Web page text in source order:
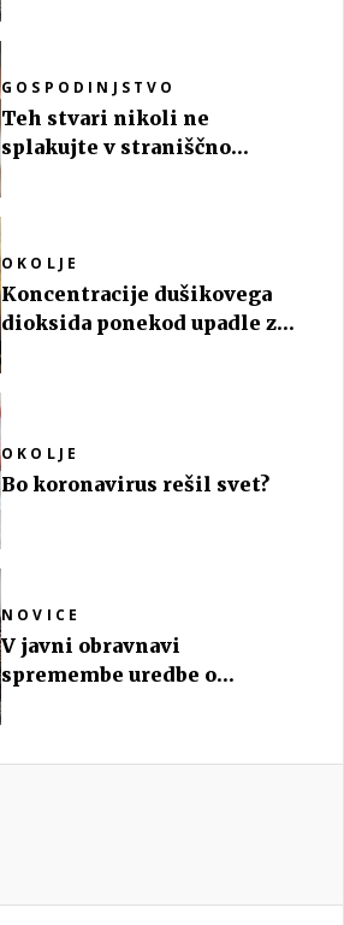
GOSPODINJSTVO
Teh stvari nikoli ne
splakujte v straniščno
OKOLJE
Koncentracije dušikovega
dioksida ponekod upadle za
OKOLJE
Bo koronavirus rešil svet?
NOVICE
V javni obravnavi
spremembe uredbe o